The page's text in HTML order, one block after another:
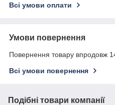
Всі умови оплати
Умови повернення
Повернення товару впродовж
Всі умови повернення
Подібні товари компанії